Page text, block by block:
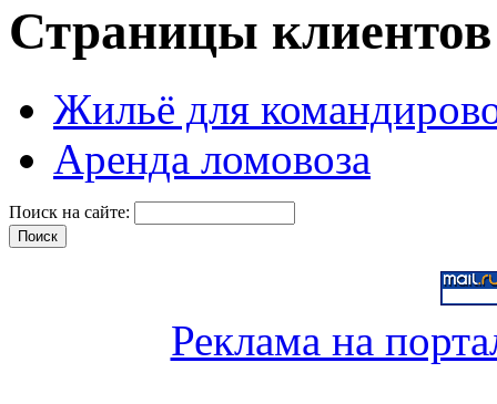
Страницы клиентов
Жильё для
Аренда ломовоза
Поиск на сайте:
Реклама на